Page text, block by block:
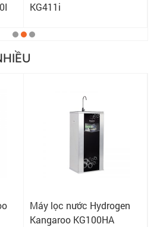
KG411i
Máy lọc nước Hydrogen
Kangaroo KG100HA